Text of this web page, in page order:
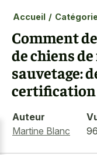
Accueil /
Comment
de chiens
sauvetage:
certification
Auteur
Martine Blanc